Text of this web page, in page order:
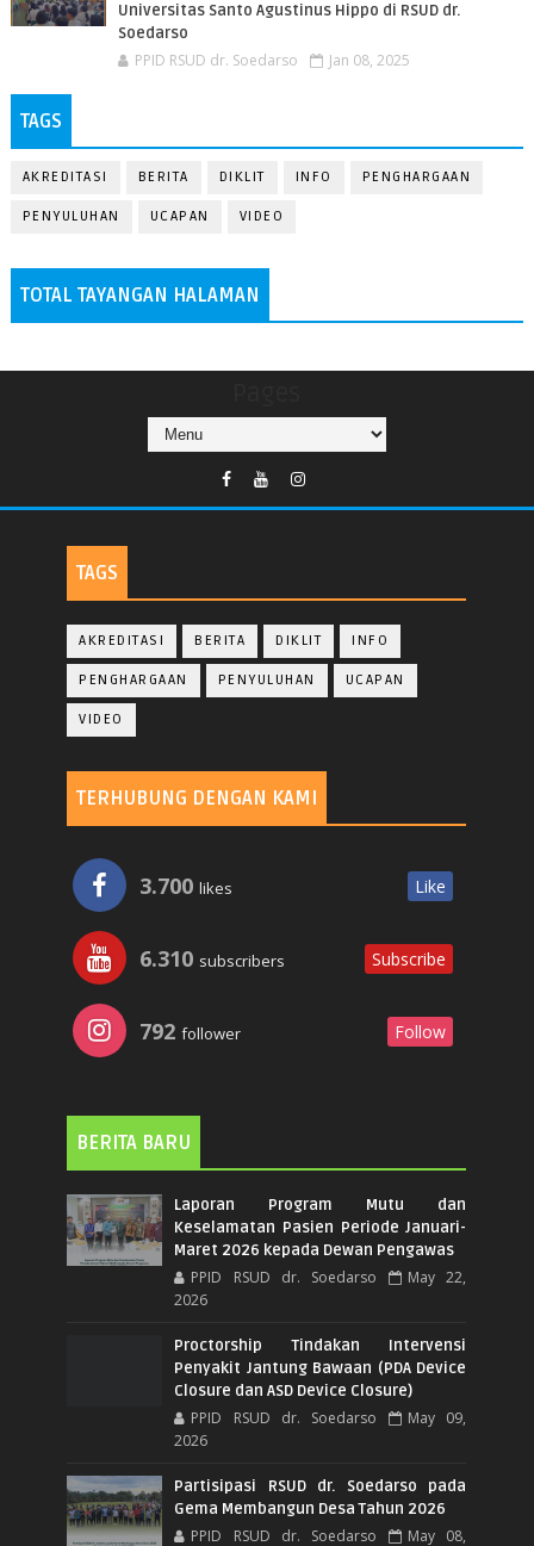
Universitas Santo Agustinus Hippo di RSUD dr.
Soedarso
PPID RSUD dr. Soedarso Jan 08, 2025
TAGS
AKREDITASI BERITA DIKLIT INFO PENGHARGAAN
PENYULUHAN UCAPAN VIDEO
TOTAL TAYANGAN HALAMAN
TAGS
AKREDITASI BERITA DIKLIT INFO
PENGHARGAAN PENYULUHAN UCAPAN
VIDEO
TERHUBUNG DENGAN KAMI
3.700 likes Like
6.310 subscribers Subscribe
792 follower Follow
BERITA BARU
Laporan Program Mutu dan
Keselamatan Pasien Periode Januari-
Maret 2026 kepada Dewan Pengawas
PPID RSUD dr. Soedarso
May 22,
2026
Proctorship Tindakan Intervensi
Penyakit Jantung Bawaan (PDA Device
Closure dan ASD Device Closure)
PPID RSUD dr. Soedarso
May 09,
2026
Partisipasi RSUD dr. Soedarso pada
Gema Membangun Desa Tahun 2026
PPID RSUD dr. Soedarso
May 08,